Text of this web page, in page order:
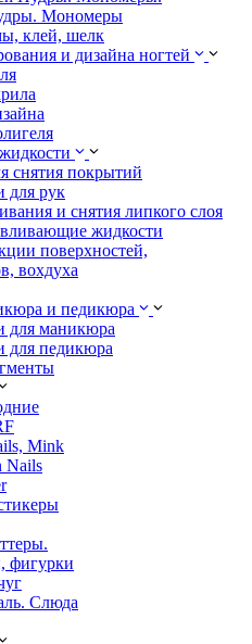
Мономеры
клей, шелк
и дизайна ногтей
снятия покрытий
для рук
и снятия липкого слоя
жидкости
поверхностей,
вохдуха
и педикюра
для маникюра
для педикюра
Mink
Nails
фигурки
Слюда